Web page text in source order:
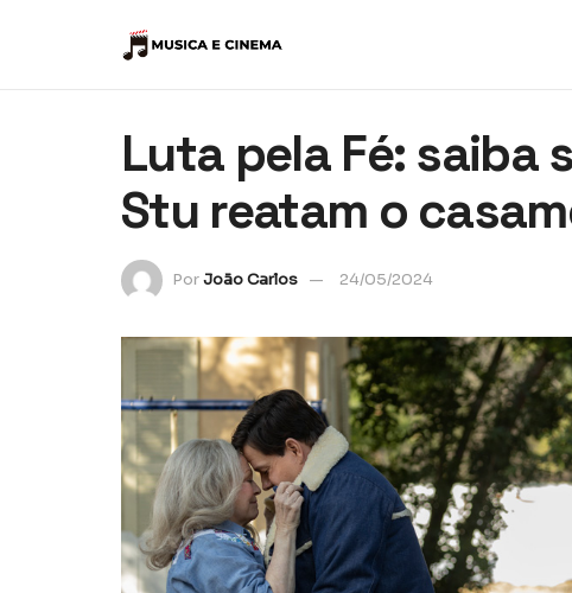
Luta pela Fé: saiba
Stu reatam o
PorJoão Carlos 24/05/2024